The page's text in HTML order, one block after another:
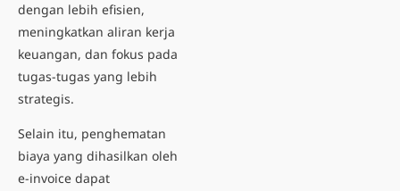
dengan lebih efisien,
meningkatkan aliran kerja
keuangan, dan fokus pada
tugas-tugas yang lebih
strategis.
Selain itu, penghematan
biaya yang dihasilkan oleh
e-invoice dapat